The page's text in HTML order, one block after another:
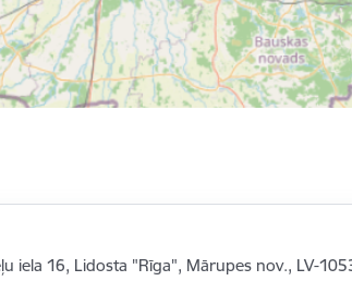
iela 16, Lidosta "Rīga", Mārupes nov., LV-